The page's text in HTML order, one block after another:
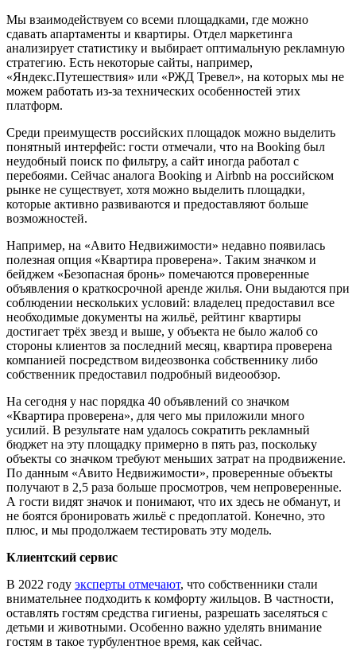
Мы взаимодействуем со всеми площадками, где можно
сдавать апартаменты и квартиры. Отдел маркетинга
анализирует статистику и выбирает оптимальную рекламную
стратегию. Есть некоторые сайты, например,
«Яндекс.Путешествия» или «РЖД Тревел», на которых мы не
можем работать из-за технических особенностей этих
платформ.
Среди преимуществ российских площадок можно выделить
понятный интерфейс: гости отмечали, что на Booking был
неудобный поиск по фильтру, а сайт иногда работал с
перебоями. Сейчас аналога Booking и Airbnb на российском
рынке не существует, хотя можно выделить площадки,
которые активно развиваются и предоставляют больше
возможностей.
Например, на «Авито Недвижимости» недавно появилась
полезная опция «Квартира проверена». Таким значком и
бейджем «Безопасная бронь» помечаются проверенные
объявления о краткосрочной аренде жилья. Они выдаются при
соблюдении нескольких условий: владелец предоставил все
необходимые документы на жильё, рейтинг квартиры
достигает трёх звезд и выше, у объекта не было жалоб со
стороны клиентов за последний месяц, квартира проверена
компанией посредством видеозвонка собственнику либо
собственник предоставил подробный видеообзор.
На сегодня у нас порядка 40 объявлений со значком
«Квартира проверена», для чего мы приложили много
усилий. В результате нам удалось сократить рекламный
бюджет на эту площадку примерно в пять раз, поскольку
объекты со значком требуют меньших затрат на продвижение.
По данным «Авито Недвижимости», проверенные объекты
получают в 2,5 раза больше просмотров, чем непроверенные.
А гости видят значок и понимают, что их здесь не обманут, и
не боятся бронировать жильё с предоплатой. Конечно, это
плюс, и мы продолжаем тестировать эту модель.
Клиентский сервис
В 2022 году эксперты отмечают, что собственники стали
внимательнее подходить к комфорту жильцов. В частности,
оставлять гостям средства гигиены, разрешать заселяться с
детьми и животными. Особенно важно уделять внимание
гостям в такое турбулентное время, как сейчас.